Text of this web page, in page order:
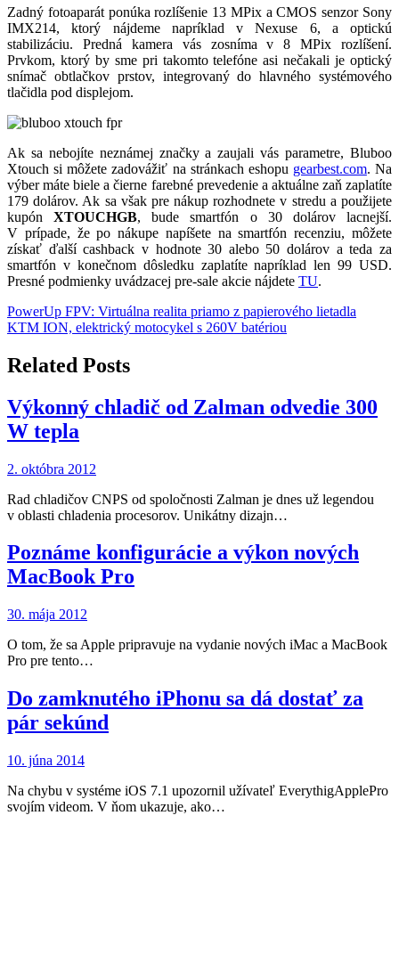
Zadný fotoaparát ponúka rozlíšenie 13 MPix a CMOS senzor Sony
IMX214, ktorý nájdeme napríklad v Nexuse 6, a optickú
stabilizáciu. Predná kamera vás zosníma v 8 MPix rozlíšení.
Prvkom, ktorý by sme pri takomto telefóne asi nečakali je optický
snímač obtlačkov prstov, integrovaný do hlavného systémového
tlačidla pod displejom.
Ak sa nebojíte neznámej značky a zaujali vás parametre, Bluboo
Xtouch si môžete zadovážiť na stránkach eshopu gearbest.com. Na
výber máte biele a čierne farebné prevedenie a aktuálne zaň zaplatíte
179 dolárov. Ak sa však pre nákup rozhodnete v stredu a použijete
kupónXTOUCHGB, bude smartfón o 30 dolárov lacnejší.
V prípade, že po nákupe napíšete na smartfón recenziu, môžete
získať ďalší cashback v hodnote 30 alebo 50 dolárov a teda za
smartfón v konečnom dôsledku zaplatíte napríklad len 99 USD.
Presné podmienky uvádzacej pre-sale akcie nájdete TU.
Navigácia
v
článku
PowerUp FPV: Virtuálna realita priamo z papierového lietadla
KTM ION, elektrický motocykel s 260V batériou
Related Posts
Výkonný chladič od Zalman odvedie 300
W tepla
2. októbra 2012
Rad chladičov CNPS od spoločnosti Zalman je dnes už legendou
v oblasti chladenia procesorov. Unikátny dizajn…
Poznáme konfigurácie a výkon nových
MacBook Pro
30. mája 2012
O tom, že sa Apple pripravuje na vydanie nových iMac a MacBook
Pro pre tento…
Do zamknutého iPhonu sa dá dostať za
pár sekúnd
10. júna 2014
Na chybu v systéme iOS 7.1 upozornil užívateľ EverythigApplePro
svojím videom. V ňom ukazuje, ako…